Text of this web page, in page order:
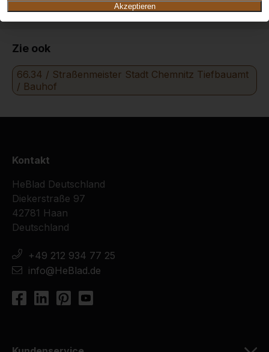
Akzeptieren
Zie ook
66.34 / Straßenmeister Stadt Chemnitz Tiefbauamt
/ Bauhof
Kontakt
HeBlad Deutschland
Diekerstraße 97
42781 Haan
Deutschland
+49 212 934 77 25
info@HeBlad.de